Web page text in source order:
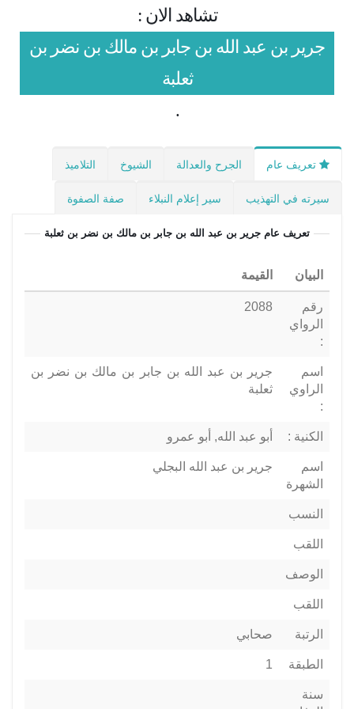
تشاهد الان :
جرير بن عبد الله بن جابر بن مالك بن نضر بن
ثعلبة
.
تعريف عام الجرح والعدالة الشيوخ التلاميذ
سيرته في التهذيب سير إعلام النبلاء صفة الصفوة
تعريف عام جرير بن عبد الله بن جابر بن مالك بن نضر بن ثعلبة
البيان القيمة
رقم
الرواي
:
2088
اسم
الراوي
:
جرير بن عبد الله بن جابر بن مالك بن نضر بن
ثعلبة
الكنية : أبو عبد الله, أبو عمرو
اسم
الشهرة
جرير بن عبد الله البجلي
النسب
اللقب
الوصف
اللقب
الرتبة صحابي
الطبقة 1
سنة